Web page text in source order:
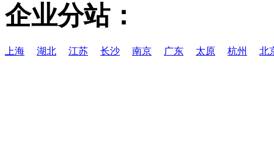
企业分站：
上海 湖北 江苏 长沙 南京 广东 太原 杭州 北